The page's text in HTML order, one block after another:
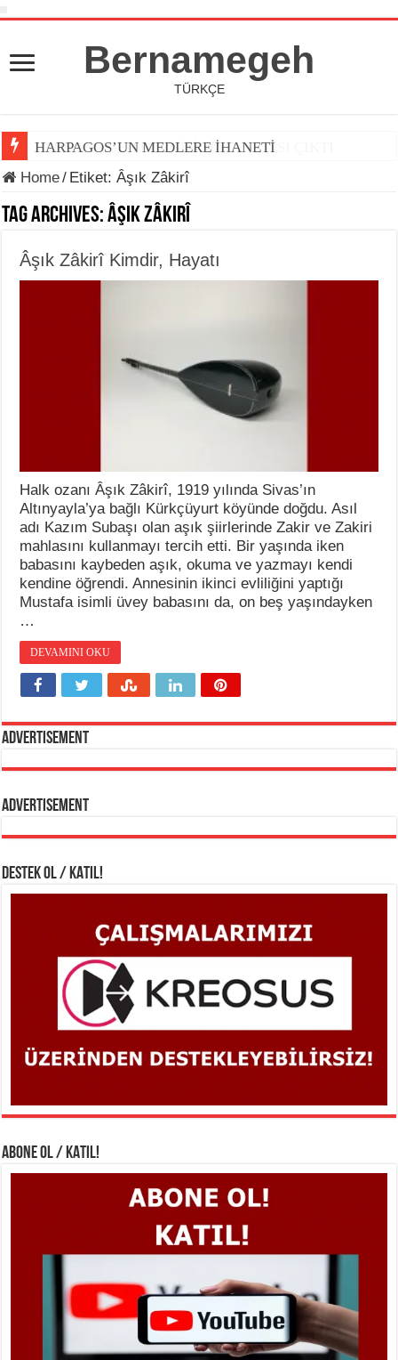
Bernamegeh
TÜRKÇE
BERNAMEGEH DERGİSİNİN 7. SAYISI ÇIKTI
HARPAGOS’UN MEDLERE İHANETİ
Home/ Etiket:Âşık Zâkirî
Tag Archives:Âşık Zâkirî
Âşık Zâkirî Kimdir, Hayatı
Halk ozanı Âşık Zâkirî, 1919 yılında Sivas’ın
Altınyayla’ya bağlı Kürkçüyurt köyünde doğdu. Asıl
adı Kazım Subaşı olan aşık şiirlerinde Zakir ve Zakiri
mahlasını kullanmayı tercih etti. Bir yaşında iken
babasını kaybeden aşık, okuma ve yazmayı kendi
kendine öğrendi. Annesinin ikinci evliliğini yaptığı
Mustafa isimli üvey babasını da, on beş yaşındayken
…
DEVAMINI OKU
Advertisement
Advertisement
DESTEK OL / KATIL!
ABONE OL / KATIL!